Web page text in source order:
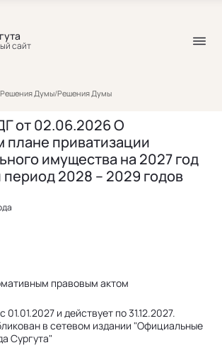
сайт
Решения Думы/Решения Думы
от 02.06.2026 О
плане приватизации
имущества на 2027 год
2028 – 2029 годов
правовым актом
01.01.2027 и действует по 31.12.2027.
в сетевом издании "Официальные
Сургута"